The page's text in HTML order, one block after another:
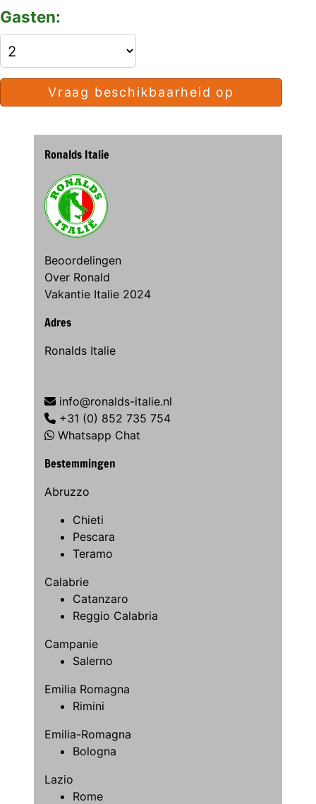
Gasten:
Vraag beschikbaarheid op
Ronalds Italie
Beoordelingen
Over Ronald
Vakantie Italie 2024
Adres
Ronalds Italie
info@ronalds-italie.nl
+31 (0) 852 735 754
Whatsapp Chat
Bestemmingen
Abruzzo
Chieti
Pescara
Teramo
Calabrie
Catanzaro
Reggio Calabria
Campanie
Salerno
Emilia Romagna
Rimini
Emilia-Romagna
Bologna
Lazio
Rome